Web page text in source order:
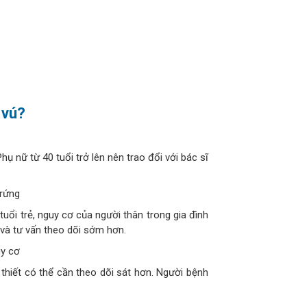
nữ từ 40 tuổi trở lên nên trao đổi với bác sĩ
trẻ, nguy cơ của người thân trong gia đình
tư vấn theo dõi sớm hơn.
cơ
có thể cần theo dõi sát hơn. Người bệnh